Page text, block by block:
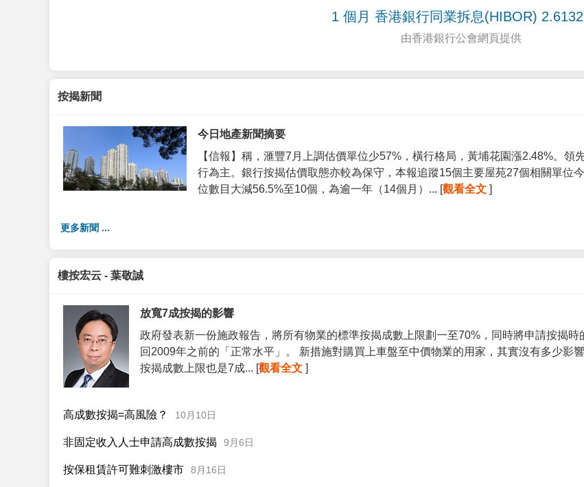
1 個月 香港銀行同業拆息(HIBOR)
由香港銀行公會網頁提供
按揭新聞
今日地產新聞摘要
【信報】稱，滙豐7月上調估價單位少57%，橫行格局，黃埔花園漲2.48%。
行為主。銀行按揭估價取態亦較為保守，本報追蹤15個主要屋苑27個相關單位
位數目大減56.5%至10個，為逾一年（14個月）... [觀看全文 ]
更多新聞 ...
樓按宏云 - 葉敬誠
放寬7成按揭的影響
政府發表新一份施政報告，將所有物業的標準按揭成數上限劃一至70%，同時將申請按揭
回2009年之前的「正常水平」。 新措施對購買上車盤至中價物業的用家，其實沒有多少影
按揭成數上限也是7成... [觀看全文 ]
高成數按揭=高風險？ 10月10日
非固定收入人士申請高成數按揭 9月6日
按保租賃許可難刺激樓市 8月16日